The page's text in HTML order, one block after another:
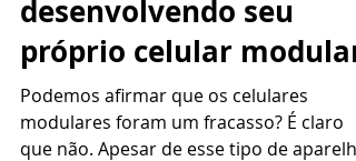
Agência X10
21 de jul. de 2017
2 min de leitura